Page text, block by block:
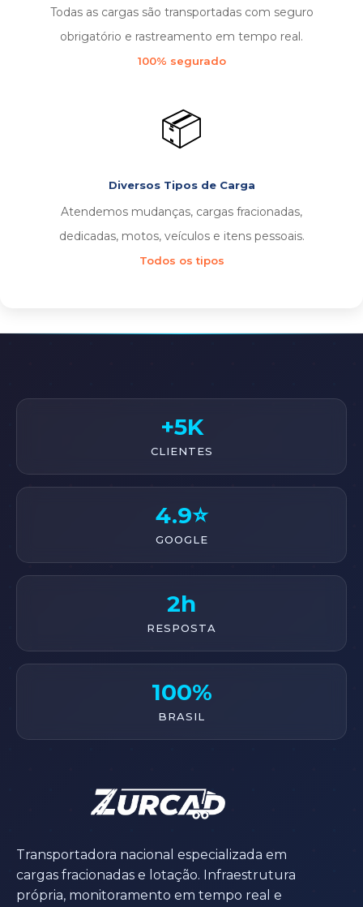
Todas as cargas são transportadas com seguro
obrigatório e rastreamento em tempo real.
100% segurado
📦
Diversos Tipos de Carga
Atendemos mudanças, cargas fracionadas,
dedicadas, motos, veículos e itens pessoais.
Todos os tipos
+5K
CLIENTES
4.9⭐
GOOGLE
2h
RESPOSTA
100%
BRASIL
Transportadora nacional especializada em
cargas fracionadas e lotação. Infraestrutura
própria, monitoramento em tempo real e